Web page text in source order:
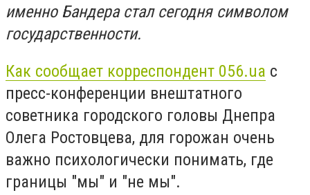
именно Бандера стал сегодня символом
государственности.
Как сообщает корреспондент 056.ua с
пресс-конференции внештатного
советника городского головы Днепра
Олега Ростовцева, для горожан очень
важно психологически понимать, где
границы "мы" и "не мы".